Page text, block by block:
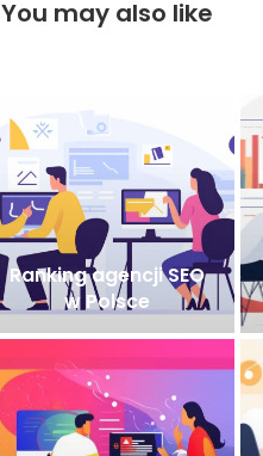
You may also like
Ranking agencji SEO
w Polsce